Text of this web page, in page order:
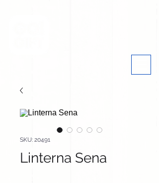
SKU: 20491
Linterna Sena